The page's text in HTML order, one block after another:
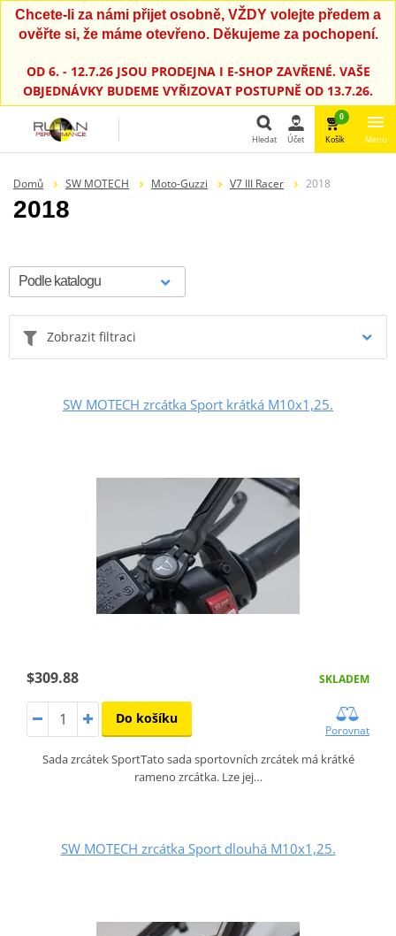
Chcete-li za námi přijet osobně, VŽDY volejte předem a
ověřte si, že máme otevřeno. Děkujeme za pochopení.
OD 6. - 12.7.26 JSOU PRODEJNA I E-SHOP ZAVŘENÉ. VAŠE
OBJEDNÁVKY BUDEME VYŘIZOVAT POSTUPNĚ OD 13.7.26.
Hledat
Hledat Účet
0
Košík Menu
Domů SW MOTECH Moto-Guzzi V7 III Racer 2018
2018
Zobrazit filtraci
SW MOTECH zrcátka Sport krátká M10x1,25.
$309.88 SKLADEM
Do košíku
Porovnat
Sada zrcátek SportTato sada sportovních zrcátek má krátké
rameno zrcátka. Lze jej…
SW MOTECH zrcátka Sport dlouhá M10x1,25.